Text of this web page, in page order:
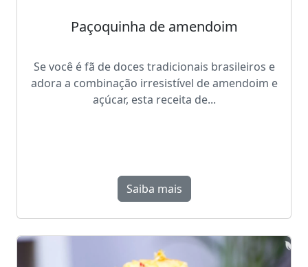
Paçoquinha de amendoim
Se você é fã de doces tradicionais brasileiros e
adora a combinação irresistível de amendoim e
açúcar, esta receita de...
Saiba mais